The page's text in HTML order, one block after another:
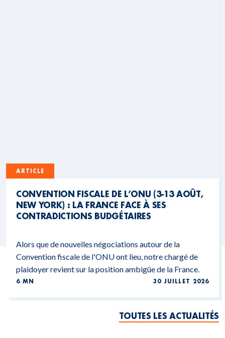
ARTICLE
CONVENTION FISCALE DE L’ONU (3-13 AOÛT,
NEW YORK) : LA FRANCE FACE À SES
CONTRADICTIONS BUDGÉTAIRES
Alors que de nouvelles négociations autour de la
Convention fiscale de l'ONU ont lieu, notre chargé de
plaidoyer revient sur la position ambigüe de la France.
6 MN 30 JUILLET 2026
TOUTES LES ACTUALITÉS